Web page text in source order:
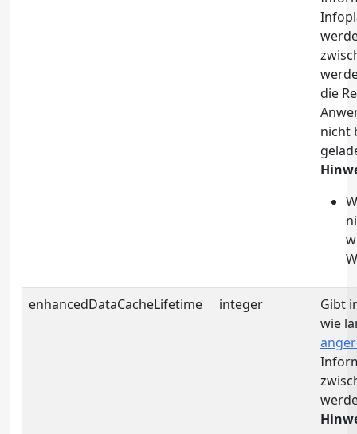
die
nicht
enhancedDataCacheLifetime integer
Gibt
wie